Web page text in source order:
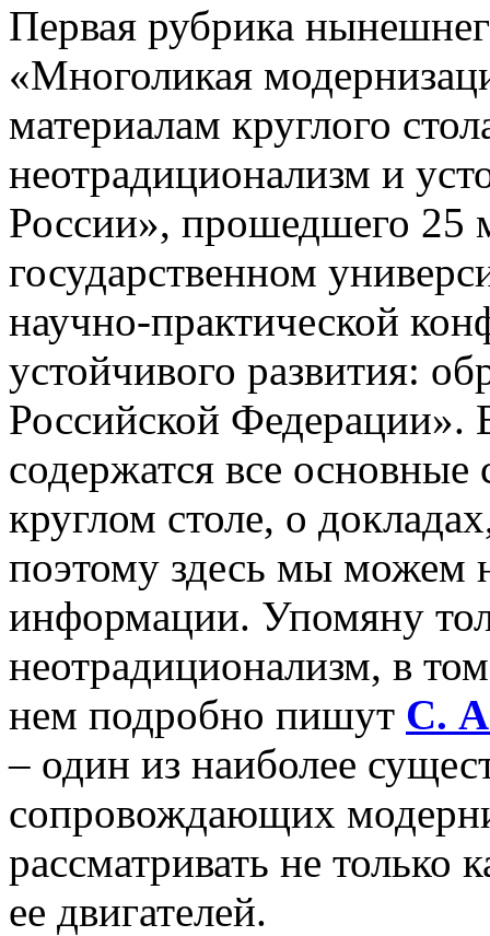
Первая рубрика
«Многоликая
материалам круглого
неотрадиционализм и
России», прошедшего 25
государственном
научно-практической
устойчивого развития:
Российской Федерации».
содержатся все
круглом столе, о
поэтому здесь мы можем
информации. Упомяну
неотрадиционализм, в
нем подробно пишут С.
– один из наиболее
сопровождающих
рассматривать не только
ее двигателей.